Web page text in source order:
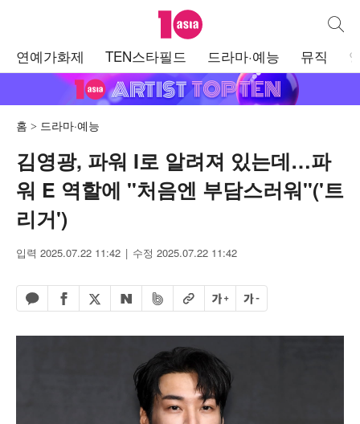
텐아시아 통합
연예가화제 TEN스타필드 드라마·예능 뮤직
홈 드라마·예능
김영광, 파워 I로 알려져 있는데…파
워 E 역할에 "처음엔 부담스러워"('트
리거')
입력 2025.07.22 11:42 수정 2025.07.22 11:42
카카오톡 공유하기
페이스북 공유하기
엑스 공유하기
네이버 공유하기
밴드 공유하기
URL복사글자 크게글자 작게